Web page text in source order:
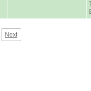
Next